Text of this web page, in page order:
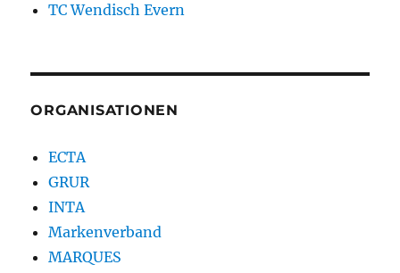
TC Wendisch Evern
ORGANISATIONEN
ECTA
GRUR
INTA
Markenverband
MARQUES